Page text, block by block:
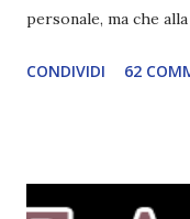
personale, ma che
persone interessate.
challenge un po'
CONDIVIDI 62